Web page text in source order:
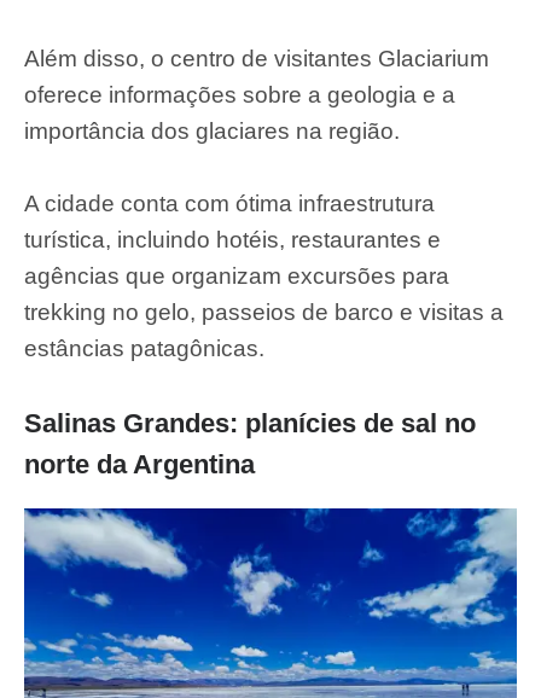
Além disso, o centro de visitantes Glaciarium
oferece informações sobre a geologia e a
importância dos glaciares na região.
A cidade conta com ótima infraestrutura
turística, incluindo hotéis, restaurantes e
agências que organizam excursões para
trekking no gelo, passeios de barco e visitas a
estâncias patagônicas.
Salinas Grandes: planícies de sal no
norte da Argentina